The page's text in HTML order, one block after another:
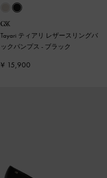
Tayari ティアリ レザースリングバ
ックパンプス - ブラック
¥ 15,900